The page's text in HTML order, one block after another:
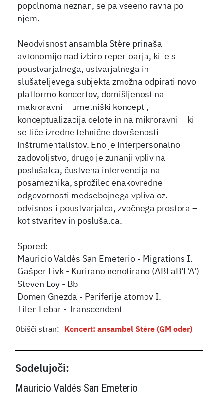
popolnoma neznan, se pa vseeno ravna po
njem.
Neodvisnost ansambla Stère prinaša
avtonomijo nad izbiro repertoarja, ki je s
poustvarjalnega, ustvarjalnega in
slušateljevega subjekta zmožna odpirati novo
platformo koncertov, domišljenost na
makroravni – umetniški koncepti,
konceptualizacija celote in na mikroravni – ki
se tiče izredne tehnične dovršenosti
inštrumentalistov. Eno je interpersonalno
zadovoljstvo, drugo je zunanji vpliv na
poslušalca, čustvena intervencija na
posameznika, sprožilec enakovredne
odgovornosti medsebojnega vpliva oz.
odvisnosti poustvarjalca, zvočnega prostora –
kot stvaritev in poslušalca.
Spored:
Mauricio Valdés San Emeterio - Migrations I.
Gašper Livk - Kurirano nenotirano (ABLaB'L'A')
Steven Loy - Bb
Domen Gnezda - Periferije atomov I.
Tilen Lebar - Transcendent
Obišči stran: Koncert: ansambel Stère (GM oder)
Sodelujoči:
Mauricio Valdés San Emeterio